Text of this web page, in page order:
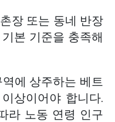
장 또는 동네 반장
본 기준을 충족해
에 상주하는 베트
상이어야 합니다.
라 노동 연령 인구